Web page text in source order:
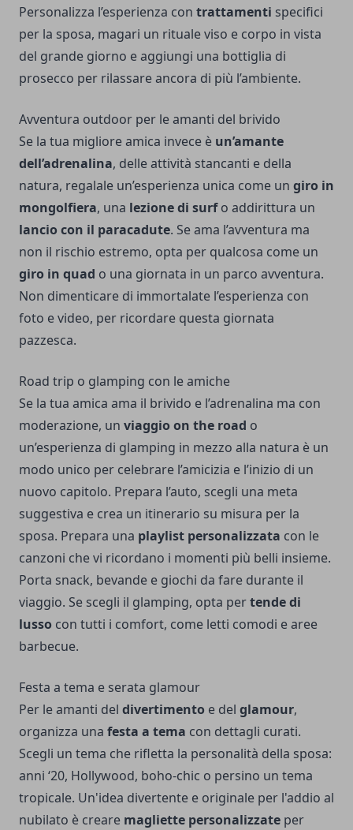
Personalizza l’esperienza con trattamenti specifici
per la sposa, magari un rituale viso e corpo in vista
del grande giorno e aggiungi una bottiglia di
prosecco per rilassare ancora di più l’ambiente.
Avventura outdoor per le amanti del brivido
Se la tua migliore amica invece è un’amante
dell’adrenalina, delle attività stancanti e della
natura, regalale un’esperienza unica come un giro in
mongolfiera, una lezione di surfo addirittura un
lancio con il paracadute. Se ama l’avventura ma
non il rischio estremo, opta per qualcosa come un
giro in quad o una giornata in un parco avventura.
Non dimenticare di immortalate l’esperienza con
foto e video, per ricordare questa giornata
pazzesca.
Road trip o glamping con le amiche
Se la tua amica ama il brivido e l’adrenalina ma con
moderazione, un viaggio on the road o
un’esperienza di glamping in mezzo alla natura è un
modo unico per celebrare l’amicizia e l’inizio di un
nuovo capitolo. Prepara l’auto, scegli una meta
suggestiva e crea un itinerario su misura per la
sposa. Prepara una playlist personalizzata con le
canzoni che vi ricordano i momenti più belli insieme.
Porta snack, bevande e giochi da fare durante il
viaggio. Se scegli il glamping, opta pertende di
lusso con tutti i comfort, come letti comodi e aree
barbecue.
Festa a tema e serata glamour
Per le amanti del divertimento e del glamour,
organizza una festa a tema con dettagli curati.
Scegli un tema che rifletta la personalità della sposa:
anni ‘20, Hollywood, boho-chic o persino un tema
tropicale. Un'idea divertente e originale per l'addio al
nubilato è creare magliette personalizzate per